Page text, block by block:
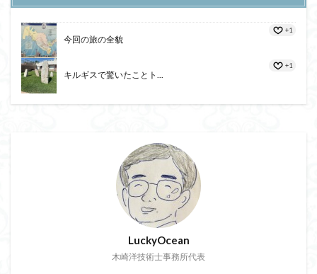
今回の旅の全貌
+1
キルギスで驚いたことト...
+1
LuckyOcean
木崎洋技術士事務所代表